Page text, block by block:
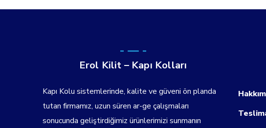
Erol Kilit – Kapı Kolları
Kapı Kolu sistemlerinde, kalite ve güveni ön planda
tutan firmamız, uzun süren ar-ge çalışmaları
sonucunda geliştirdiğimiz ürünlerimizi sunmanın